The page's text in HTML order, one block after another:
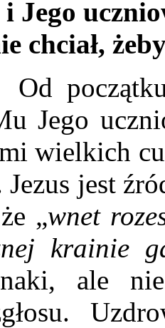
i Jego
chciał,
Jego
wielkich
jest
„wnet
krainie
ale